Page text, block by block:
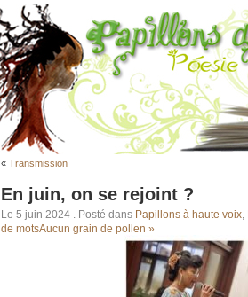
« Transmission
En juin, on se rejoint ?
Le 5 juin 2024 . Posté dans Papillons à haute voix,
de motsAucun grain de pollen »